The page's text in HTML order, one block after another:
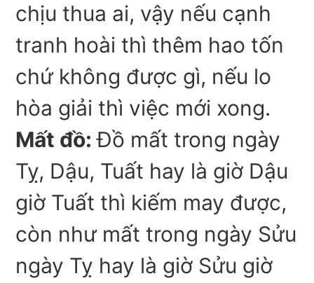
chịu thua ai, vậy nếu cạnh
tranh hoài thì thêm hao tốn
chứ không được gì, nếu lo
hòa giải thì việc mới xong.
Mất đồ:Đồ mất trong ngày
Tỵ, Dậu, Tuất hay là giờ Dậu
giờ Tuất thì kiếm may được,
còn như mất trong ngày Sửu
ngày Tỵ hay là giờ Sửu giờ